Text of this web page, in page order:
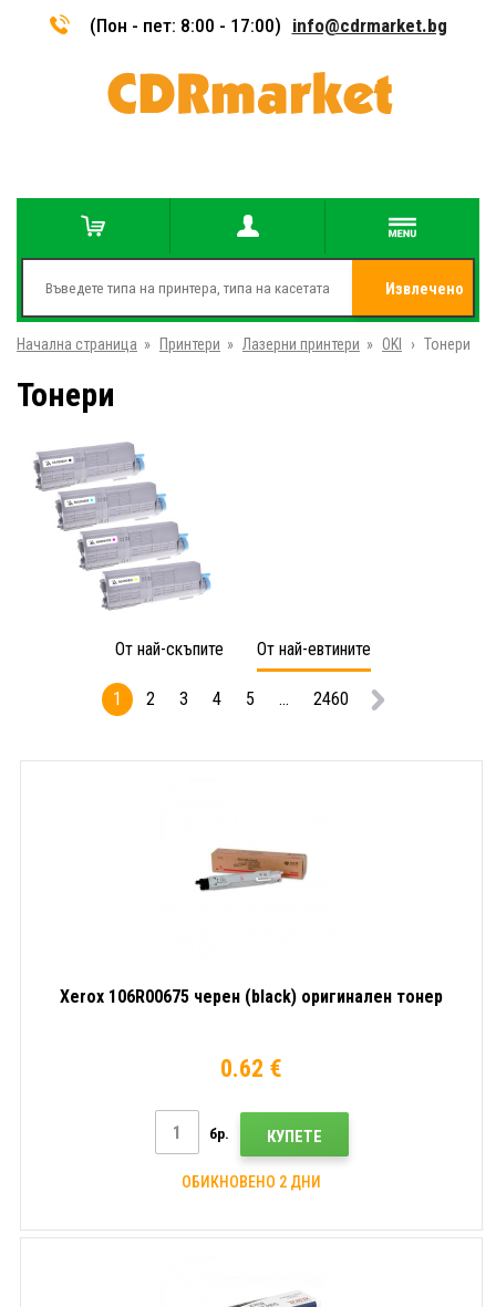
(Пон - пет: 8:00 - 17:00) info@cdrmarket.bg
Извлечено
от
Начална страница » Принтери » Лазерни принтери » OKI » Тонери
Тонери
От най-скъпите От най-евтините
1 2 3 4 5 ... 2460
Xerox 106R00675 черен (black) оригинален тонер
0.62 €
бр. КУПЕТЕ
ОБИКНОВЕНО 2 ДНИ